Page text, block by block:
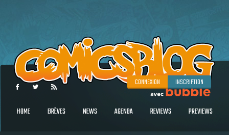
CONNEXION INSCRIPTION
HOME BRÈVES NEWS AGENDA REVIEWS PREVIEWS